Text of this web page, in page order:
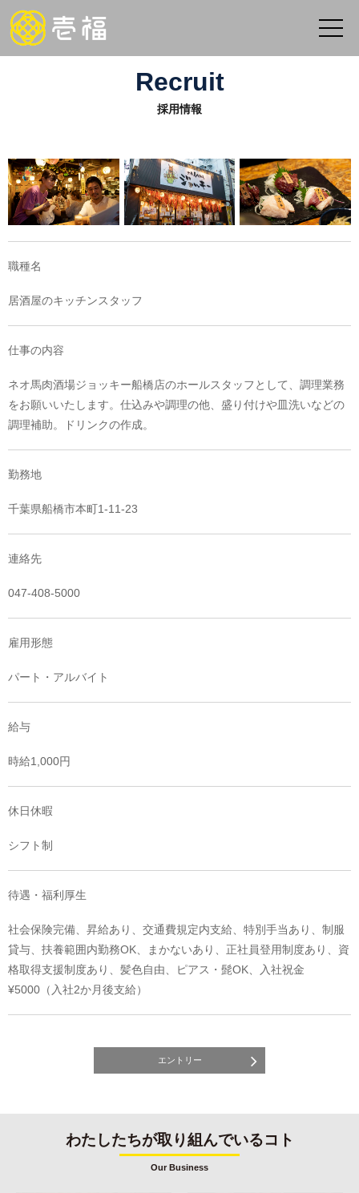
Recruit
採用情報
職種名
居酒屋のキッチンスタッフ
仕事の内容
ネオ馬肉酒場ジョッキー船橋店のホールスタッフとして、調理業務
をお願いいたします。仕込みや調理の他、盛り付けや皿洗いなどの
調理補助。ドリンクの作成。
勤務地
千葉県船橋市本町1-11-23
連絡先
047-408-5000
雇用形態
パート・アルバイト
給与
時給1,000円
休日休暇
シフト制
待遇・福利厚生
社会保険完備、昇給あり、交通費規定内支給、特別手当あり、制服
貸与、扶養範囲内勤務OK、まかないあり、正社員登用制度あり、資
格取得支援制度あり、髪色自由、ピアス・髭OK、入社祝金
¥5000（入社2か月後支給）
エントリー
わたしたちが取り組んでいるコト
Our Business